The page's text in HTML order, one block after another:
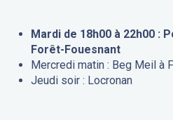
Mardi de 18h00 à 22h00 :
Forêt-Fouesnant
Mercredi matin : Beg Meil à
Jeudi soir : Locronan